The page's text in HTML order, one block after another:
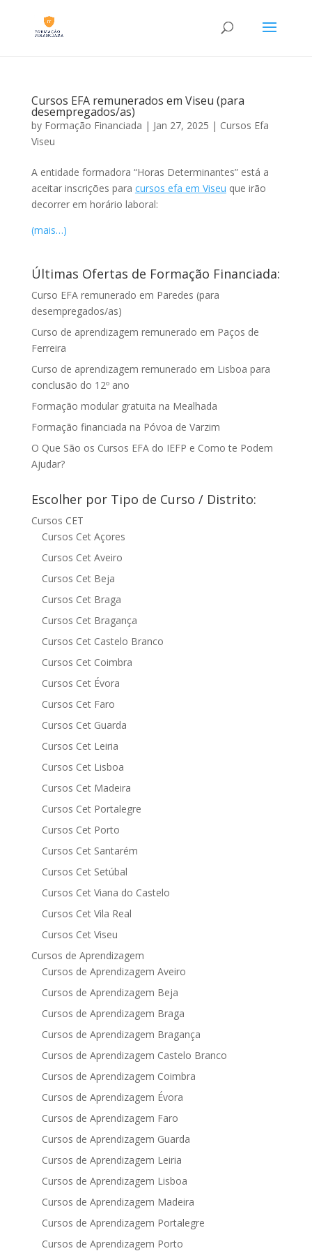
Cursos EFA remunerados em Viseu (para
desempregados/as)
by Formação Financiada | Jan 27, 2025 | Cursos Efa
Viseu
A entidade formadora “Horas Determinantes” está a
aceitar inscrições para cursos efa em Viseu que irão
decorrer em horário laboral:
(mais…)
Últimas Ofertas de Formação Financiada:
Curso EFA remunerado em Paredes (para
desempregados/as)
Curso de aprendizagem remunerado em Paços de
Ferreira
Curso de aprendizagem remunerado em Lisboa para
conclusão do 12º ano
Formação modular gratuita na Mealhada
Formação financiada na Póvoa de Varzim
O Que São os Cursos EFA do IEFP e Como te Podem
Ajudar?
Escolher por Tipo de Curso / Distrito:
Cursos CET
Cursos Cet Açores
Cursos Cet Aveiro
Cursos Cet Beja
Cursos Cet Braga
Cursos Cet Bragança
Cursos Cet Castelo Branco
Cursos Cet Coimbra
Cursos Cet Évora
Cursos Cet Faro
Cursos Cet Guarda
Cursos Cet Leiria
Cursos Cet Lisboa
Cursos Cet Madeira
Cursos Cet Portalegre
Cursos Cet Porto
Cursos Cet Santarém
Cursos Cet Setúbal
Cursos Cet Viana do Castelo
Cursos Cet Vila Real
Cursos Cet Viseu
Cursos de Aprendizagem
Cursos de Aprendizagem Aveiro
Cursos de Aprendizagem Beja
Cursos de Aprendizagem Braga
Cursos de Aprendizagem Bragança
Cursos de Aprendizagem Castelo Branco
Cursos de Aprendizagem Coimbra
Cursos de Aprendizagem Évora
Cursos de Aprendizagem Faro
Cursos de Aprendizagem Guarda
Cursos de Aprendizagem Leiria
Cursos de Aprendizagem Lisboa
Cursos de Aprendizagem Madeira
Cursos de Aprendizagem Portalegre
Cursos de Aprendizagem Porto